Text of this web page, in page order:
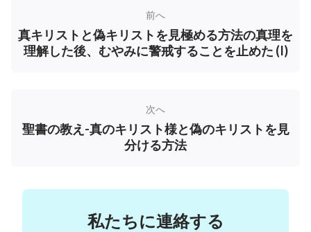
合ではありませんでした。私は急いで朝食を済ませ
た後、レインコートを掴み、電動スクーターに乗っ
て牧師の家に向かいました。
が受肉して再臨されたと宣教する者がいても、それ
は間違いなく虚偽です。惑わされないように、それ
せんでした。私は彼らの返答にとてもがっかりし、
前へ
真キリストと偽キリストを見極める方法の真理を
理解した後、むやみに警戒することを止めた (I)
次へ
聖書の教え-真のキリスト様と偽のキリストを見
分ける方法
私たちに連絡する